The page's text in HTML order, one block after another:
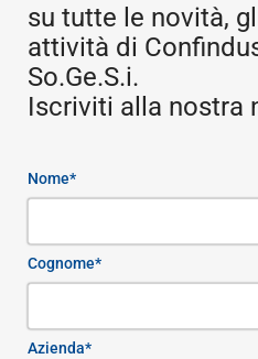
su tutte le novità,
attività di
So.Ge.S.i.
Iscriviti alla nostra
Nome*
Cognome*
Azienda*